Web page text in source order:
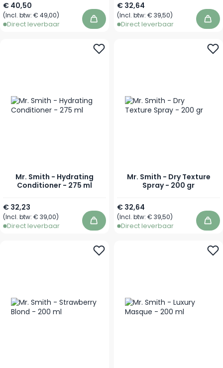
€ 40,50
(Incl. btw: € 49,00)
Direct leverbaar In winkelwagen
€ 32,64
(Incl. btw: € 39,50)
Direct leverbaar In
Mr. Smith - Hydrating
Conditioner - 275 ml
€ 32,23
(Incl. btw: € 39,00)
Direct leverbaar In winkelwagen
Mr. Smith - Dry Texture
Spray - 200 gr
€ 32,64
(Incl. btw: € 39,50)
Direct leverbaar In